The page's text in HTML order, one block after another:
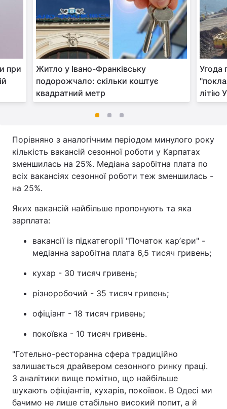
при
Житло у Івано-Франківську
подорожчало: скільки коштує
квадратний метр
Угода
літію
Порівняно з аналогічним періодом минулого року
кількість вакансій сезонної роботи у Карпатах
зменшилась на 25%. Медіана заробітна плата по
всіх вакансіях сезонної роботи теж зменшилась -
на 25%.
Яких вакансій найбільше пропонують та яка
зарплата:
вакансії із підкатегорії "Початок карʼєри" -
медіанна заробітна плата 6,5 тисяч гривень;
кухар - 30 тисяч гривень;
різноробочий - 35 тисяч гривень;
офіціант - 18 тисяч гривень;
покоївка - 10 тисяч гривень.
"Готельно-ресторанна сфера традиційно
залишається драйвером сезонного ринку праці.
З аналітики вище помітно, що найбільше
шукають офіціантів, кухарів, покоївок. В Одесі ми
бачимо не лише стабільно високий попит, а й